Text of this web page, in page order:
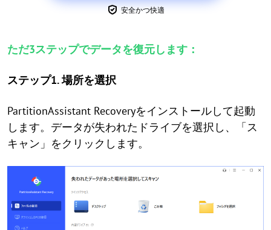
安全かつ快適
ただ3ステップでデータを復元します：
ステップ1. 場所を選択
PartitionAssistant Recoveryをインストールして起動
します。データが失われたドライブを選択し、「ス
キャン」をクリックします。